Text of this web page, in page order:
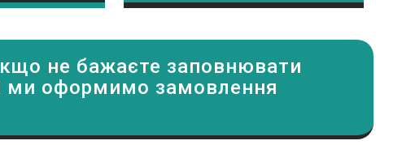
не бажаєте заповнювати
ми оформимо замовлення